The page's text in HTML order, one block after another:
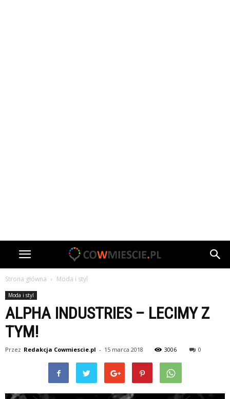
Strona główna Moda i styl
Moda i styl
ALPHA INDUSTRIES – LECIMY Z
TYM!
Przez Redakcja Cowmiescie.pl - 15 marca 2018 3006 0